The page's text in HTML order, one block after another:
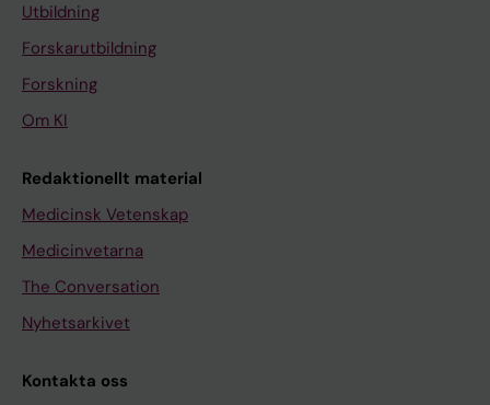
Utbildning
Forskarutbildning
Forskning
Om KI
Redaktionellt material
Medicinsk Vetenskap
Medicinvetarna
The Conversation
Nyhetsarkivet
Kontakta oss